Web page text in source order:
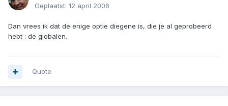
Geplaatst: 12 april 2006
Dan vrees ik dat de enige optie diegene is, die je al geprobeerd
hebt : de globalen.
Quote